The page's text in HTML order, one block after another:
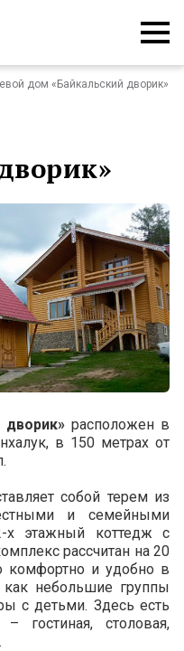
Удэ
услуги
Байкале
дом «Байкальский дворик»
дворик» расположен в
в 150 метрах от
собой терем из
и семейными
этажный коттедж с
рассчитан на 20
комфортно и удобно в
как небольшие группы
с детьми. Здесь есть
гостиная, столовая,